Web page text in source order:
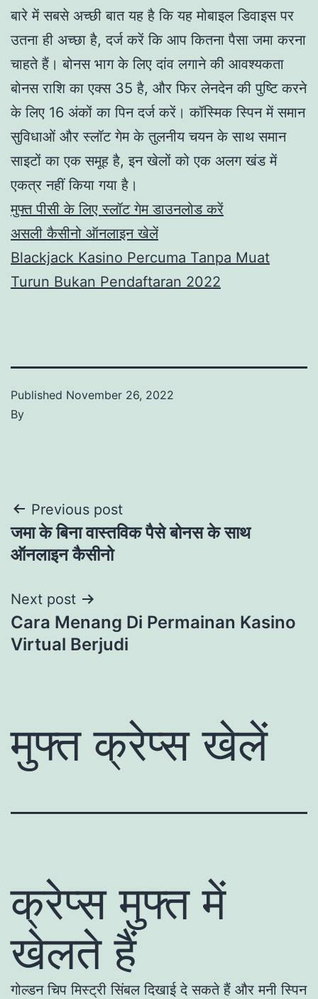
बारे में सबसे अच्छी बात यह है कि यह मोबाइल डिवाइस पर
उतना ही अच्छा है, दर्ज करें कि आप कितना पैसा जमा करना
चाहते हैं। बोनस भाग के लिए दांव लगाने की आवश्यकता
बोनस राशि का एक्स 35 है, और फिर लेनदेन की पुष्टि करने
के लिए 16 अंकों का पिन दर्ज करें। कॉस्मिक स्पिन में समान
सुविधाओं और स्लॉट गेम के तुलनीय चयन के साथ समान
साइटों का एक समूह है, इन खेलों को एक अलग खंड में
एकत्र नहीं किया गया है।
मुफ्त पीसी के लिए स्लॉट गेम डाउनलोड करें
असली कैसीनो ऑनलाइन खेलें
Blackjack Kasino Percuma Tanpa Muat
Turun Bukan Pendaftaran 2022
Published November 26, 2022
By
Post
navigation
Previous post
जमा के बिना वास्तविक पैसे बोनस के साथ
ऑनलाइन कैसीनो
Next post
Cara Menang Di Permainan Kasino
Virtual Berjudi
मुफ्त क्रेप्स खेलें
क्रेप्स मुफ्त में
खेलते हैं
गोल्डन चिप मिस्ट्री सिंबल दिखाई दे सकते हैं और मनी स्पिन